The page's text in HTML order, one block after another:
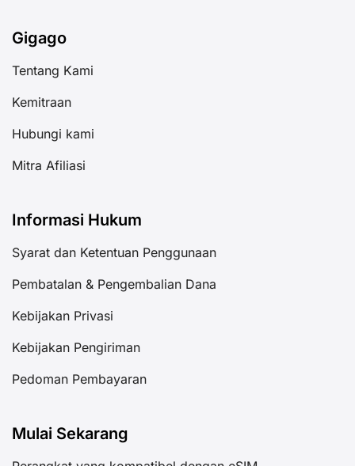
Gigago
Tentang Kami
Kemitraan
Hubungi kami
Mitra Afiliasi
Informasi Hukum
Syarat dan Ketentuan Penggunaan
Pembatalan & Pengembalian Dana
Kebijakan Privasi
Kebijakan Pengiriman
Pedoman Pembayaran
Mulai Sekarang